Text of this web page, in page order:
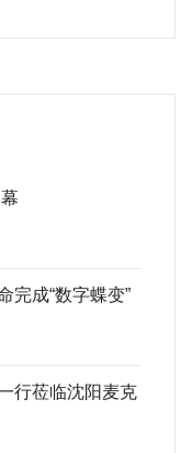
完成“数字蝶变”
行莅临沈阳麦克